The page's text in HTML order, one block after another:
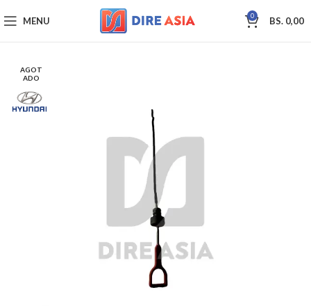
MENU 0 BS. 0,00
AGOT
ADO